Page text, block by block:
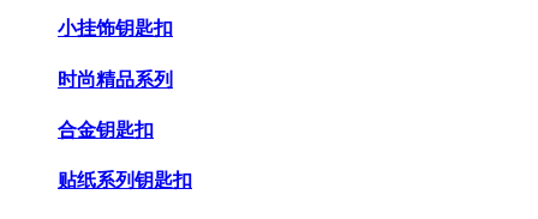
小挂饰钥匙扣
时尚精品系列
合金钥匙扣
贴纸系列钥匙扣